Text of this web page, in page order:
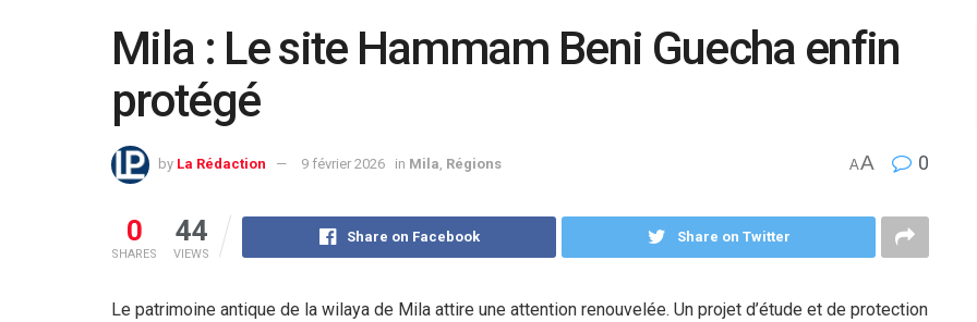
Mila : Le site Hammam Beni Guecha enfin
protégé
by La Rédaction 9 février 2026 in Mila Régions AA 0
0
SHARES
44
VIEWS
Share on Facebook Share on Twitter
Le patrimoine antique de la wilaya de Mila attire une attention renouvelée. Un projet d’étude et de protection